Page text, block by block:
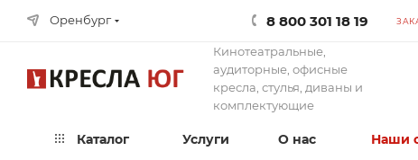
Оренбург 8 800 301 18 19
Кинотеатральные,
аудиторные, офисные
кресла, стулья, диваны и
комплектующие
Каталог Услуги О нас Наши